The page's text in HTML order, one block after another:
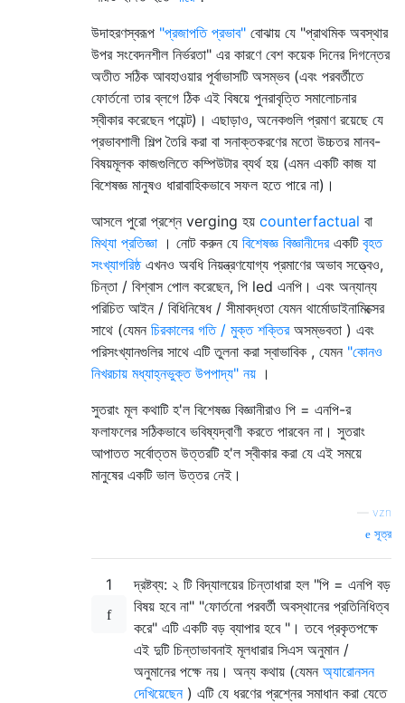
উদাহরণস্বরূপ "প্রজাপতি প্রভাব" বোঝায় যে "প্রাথমিক অবস্থার
উপর সংবেদনশীল নির্ভরতা" এর কারণে বেশ কয়েক দিনের দিগন্তের
অতীত সঠিক আবহাওয়ার পূর্বাভাসটি অসম্ভব (এবং পরবর্তীতে
ফোর্তনো তার ব্লগে ঠিক এই বিষয়ে পুনরাবৃত্তি সমালোচনার
স্বীকার করেছেন পয়েন্ট)। এছাড়াও, অনেকগুলি প্রমাণ রয়েছে যে
প্রভাবশালী শিল্প তৈরি করা বা সনাক্তকরণের মতো উচ্চতর মানব-
বিষয়মূলক কাজগুলিতে কম্পিউটার ব্যর্থ হয় (এমন একটি কাজ যা
বিশেষজ্ঞ মানুষও ধারাবাহিকভাবে সফল হতে পারে না)।
আসলে পুরো প্রশ্নে verging হয় counterfactual বা
মিথ্যা প্রতিজ্ঞা । নোট করুন যে বিশেষজ্ঞ বিজ্ঞানীদেরএকটি বৃহত
সংখ্যাগরিষ্ঠএখনও অবধি নিয়ন্ত্রণযোগ্য প্রমাণের অভাব সত্ত্বেও,
চিন্তা / বিশ্বাস পোল করেছেন, পি led এনপি। এবং অন্যান্য
পরিচিত আইন / বিধিনিষেধ / সীমাবদ্ধতা যেমন থার্মোডাইনামিক্সের
সাথে (যেমন চিরকালের গতি / মুক্ত শক্তিরঅসম্ভবতা ) এবং
পরিসংখ্যানগুলির সাথে এটি তুলনা করা স্বাভাবিক , যেমন "কোনও
নিখরচায় মধ্যাহ্নভুক্ত উপপাদ্য" নয় ।
সুতরাং মূল কথাটি হ'ল বিশেষজ্ঞ বিজ্ঞানীরাও পি = এনপি-র
ফলাফলের সঠিকভাবে ভবিষ্যদ্বাণী করতে পারবেন না। সুতরাং
আপাতত সর্বোত্তম উত্তরটি হ'ল স্বীকার করা যে এই সময়ে
মানুষের একটি ভাল উত্তর নেই।
vzn
সূত্র
1
দ্রষ্টব্য: ২ টি বিদ্যালয়ের চিন্তাধারা হল "পি = এনপি বড়
বিষয় হবে না" "ফোর্তনো পরবর্তী অবস্থানের প্রতিনিধিত্ব
করে" এটি একটি বড় ব্যাপার হবে "। তবে প্রকৃতপক্ষে
এই দুটি চিন্তাভাবনাই মূলধারার সিএস অনুমান /
অনুমানের পক্ষে নয়। অন্য কথায় (যেমন অ্যারোনসন
দেখিয়েছেন) এটি যে ধরণের প্রশ্নের সমাধান করা যেতে